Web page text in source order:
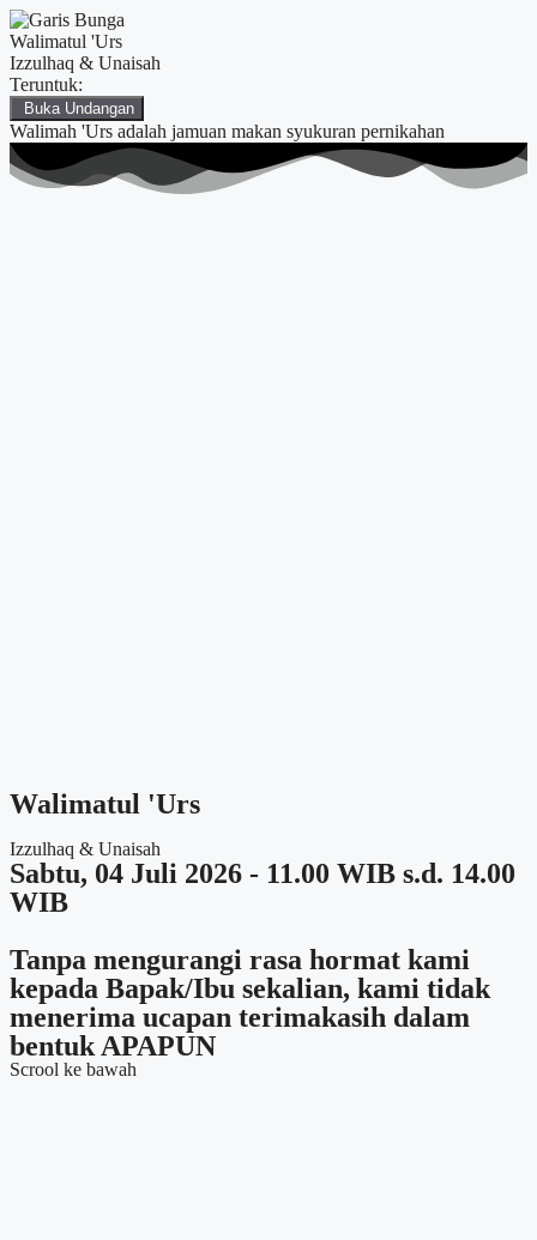
Walimatul 'Urs
Izzulhaq & Unaisah
Teruntuk:
Buka Undangan
Walimah 'Urs adalah jamuan makan syukuran pernikahan
Walimatul 'Urs
Izzulhaq & Unaisah
Sabtu, 04 Juli 2026 - 11.00 WIB s.d. 14.00
WIB
Tanpa mengurangi rasa hormat kami
kepada Bapak/Ibu sekalian, kami tidak
menerima ucapan terimakasih dalam
bentuk APAPUN
Scrool ke bawah